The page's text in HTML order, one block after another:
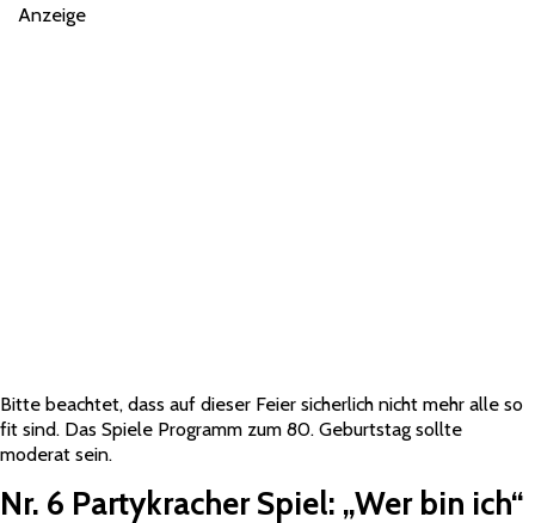
Anzeige
Bitte beachtet, dass auf dieser Feier sicherlich nicht mehr alle so
fit sind. Das Spiele Programm zum 80. Geburtstag sollte
moderat sein.
Nr. 6 Partykracher Spiel: „Wer bin ich“